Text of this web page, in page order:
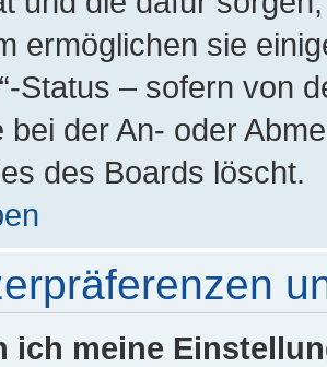
ermöglichen sie
Status – sofern von
bei der An- oder
des Boards löscht.
ich meine